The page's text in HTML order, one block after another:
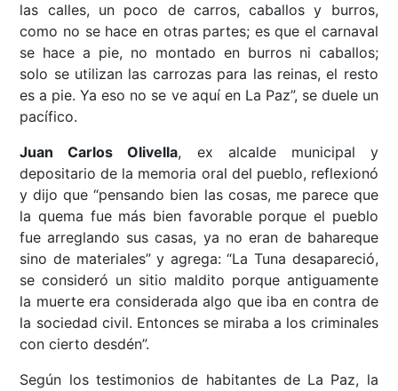
las calles, un poco de carros, caballos y burros,
como no se hace en otras partes; es que el carnaval
se hace a pie, no montado en burros ni caballos;
solo se utilizan las carrozas para las reinas, el resto
es a pie. Ya eso no se ve aquí en La Paz”, se duele un
pacífico.
Juan Carlos Olivella, ex alcalde municipal y
depositario de la memoria oral del pueblo, reflexionó
y dijo que “pensando bien las cosas, me parece que
la quema fue más bien favorable porque el pueblo
fue arreglando sus casas, ya no eran de bahareque
sino de materiales” y agrega: “La Tuna desapareció,
se consideró un sitio maldito porque antiguamente
la muerte era considerada algo que iba en contra de
la sociedad civil. Entonces se miraba a los criminales
con cierto desdén”.
Según los testimonios de habitantes de La Paz, la